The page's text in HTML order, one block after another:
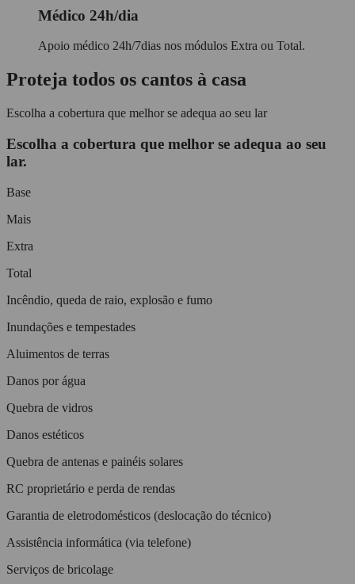
Médico 24h/dia
Apoio médico 24h/7dias nos módulos Extra ou Total.
Proteja todos os cantos à casa
Escolha a cobertura que melhor se adequa ao seu lar
Escolha a cobertura que melhor se adequa ao seu
lar.
Base
Mais
Extra
Total
Incêndio, queda de raio, explosão e fumo
Inundações e tempestades
Aluimentos de terras
Danos por água
Quebra de vidros
Danos estéticos
Quebra de antenas e painéis solares
RC proprietário e perda de rendas
Garantia de eletrodomésticos (deslocação do técnico)
Assistência informática (via telefone)
Serviços de bricolage